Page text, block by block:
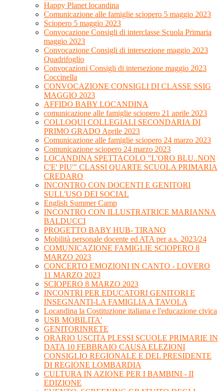
Happy Planet locandina
Comunicazione alle famiglie sciopero 5 maggio 2023
Sciopero 5 maggio 2023
Convocazione Consigli di interclasse Scuola Primaria
maggio 2023
Convocazione Consigli di intersezione maggio 2023
Quadrifoglio
Convocazioni Consigli di intersezione maggio 2023
Coccinella
CONVOCAZIONE CONSIGLI DI CLASSE SSIG
MAGGIO 2023
AFFIDO BABY LOCANDINA
comunicazione alle famiglie sciopero 21 aprile 2023
COLLOQUI COLLEGIALI SECONDARIA DI
PRIMO GRADO Aprile 2023
Comunicazione alle famiglie sciopero 24 marzo 2023
Comunicazione sciopero 24 marzo 2023
LOCANDINA SPETTACOLO "L'ORO BLU..NON
C'E' PIU'" CLASSI QUARTE SCUOLA PRIMARIA
CREDARO
INCONTRO CON DOCENTI E GENITORI
SULL'USO DEI SOCIAL
English Summer Camp
INCONTRO CON ILLUSTRATRICE MARIANNA
BALDUCCI
PROGETTO BABY HUB- TIRANO
Mobilità personale docente ed ATA per a.s. 2023/24
COMUNICAZIONE FAMIGLIE SCIOPERO 8
MARZO 2023
CONCERTO EMOZIONI IN CANTO - LOVERO
11 MARZO 2023
SCIOPERO 8 MARZO 2023
INCONTRI PER EDUCATORI GENITORI E
INSEGNANTI-LA FAMIGLIA A TAVOLA
Locandina la Costituzione italiana e l'educazione civica
USB MOBILITA'
GENITORINRETE
ORARIO USCITA PLESSI SCUOLE PRIMARIE IN
DATA 10 FEBBRAIO CAUSA ELEZIONI
CONSIGLIO REGIONALE E DEL PRESIDENTE
DI REGIONE LOMBARDIA
CULTURA IN AZIONE PER I BAMBINI - II
EDIZIONE